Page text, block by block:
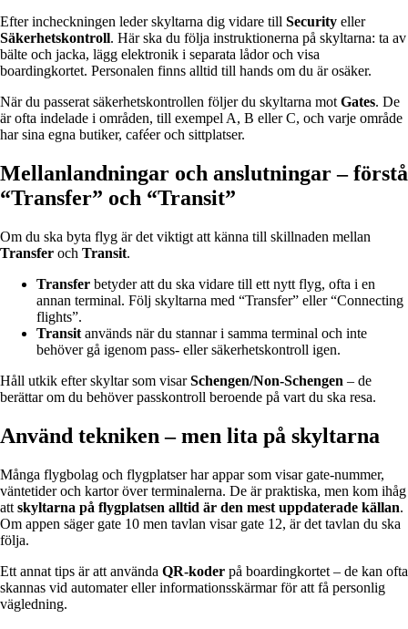
Efter incheckningen leder skyltarna dig vidare till Security eller
Säkerhetskontroll. Här ska du följa instruktionerna på skyltarna: ta av
bälte och jacka, lägg elektronik i separata lådor och visa
boardingkortet. Personalen finns alltid till hands om du är osäker.
När du passerat säkerhetskontrollen följer du skyltarna mot Gates. De
är ofta indelade i områden, till exempel A, B eller C, och varje område
har sina egna butiker, caféer och sittplatser.
Mellanlandningar och anslutningar – förstå
“Transfer” och “Transit”
Om du ska byta flyg är det viktigt att känna till skillnaden mellan
Transfer och Transit.
Transfer betyder att du ska vidare till ett nytt flyg, ofta i en
annan terminal. Följ skyltarna med “Transfer” eller “Connecting
flights”.
Transit används när du stannar i samma terminal och inte
behöver gå igenom pass- eller säkerhetskontroll igen.
Håll utkik efter skyltar som visarSchengen/Non-Schengen – de
berättar om du behöver passkontroll beroende på vart du ska resa.
Använd tekniken – men lita på skyltarna
Många flygbolag och flygplatser har appar som visar gate-nummer,
väntetider och kartor över terminalerna. De är praktiska, men kom ihåg
att skyltarna på flygplatsen alltid är den mest uppdaterade källan.
Om appen säger gate 10 men tavlan visar gate 12, är det tavlan du ska
följa.
Ett annat tips är att använda QR-koder på boardingkortet – de kan ofta
skannas vid automater eller informationsskärmar för att få personlig
vägledning.